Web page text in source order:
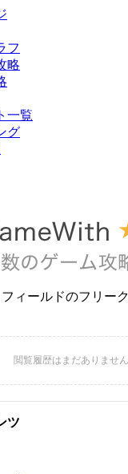
フ
略
一覧
グ
フィールドのフリー
ツ